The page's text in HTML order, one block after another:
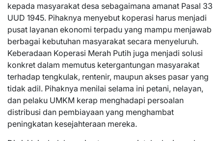
kepada masyarakat desa sebagaimana amanat Pasal 33
UUD 1945. Pihaknya menyebut koperasi harus menjadi
pusat layanan ekonomi terpadu yang mampu menjawab
berbagai kebutuhan masyarakat secara menyeluruh.
Keberadaan Koperasi Merah Putih juga menjadi solusi
konkret dalam memutus ketergantungan masyarakat
terhadap tengkulak, rentenir, maupun akses pasar yang
tidak adil. Pihaknya menilai selama ini petani, nelayan,
dan pelaku UMKM kerap menghadapi persoalan
distribusi dan pembiayaan yang menghambat
peningkatan kesejahteraan mereka.